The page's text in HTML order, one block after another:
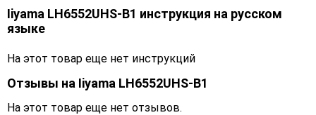
Iiyama LH6552UHS-B1 инструкция на русском
языке
На этот товар еще нет инструкций
Отзывы на Iiyama LH6552UHS-B1
На этот товар еще нет отзывов.